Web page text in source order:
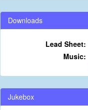
Downloads
Lead Sheet:
Music:
Jukebox